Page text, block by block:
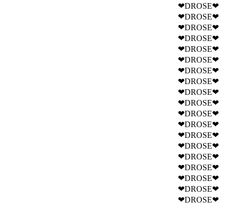
❤DROSE❤
❤DROSE❤
❤DROSE❤
❤DROSE❤
❤DROSE❤
❤DROSE❤
❤DROSE❤
❤DROSE❤
❤DROSE❤
❤DROSE❤
❤DROSE❤
❤DROSE❤
❤DROSE❤
❤DROSE❤
❤DROSE❤
❤DROSE❤
❤DROSE❤
❤DROSE❤
❤DROSE❤